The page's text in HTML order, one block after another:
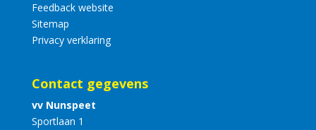
Feedback website
Sitemap
Privacy verklaring
Contact gegevens
vv Nunspeet
Sportlaan 1